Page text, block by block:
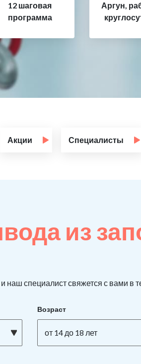
12 шаговая
программа
Аргун,
Акции Специалисты
из
наш специалист свяжется с вами в
Возраст
от 14 до 18 лет